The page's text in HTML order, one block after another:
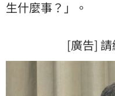
生什麼事？」。
[廣告]